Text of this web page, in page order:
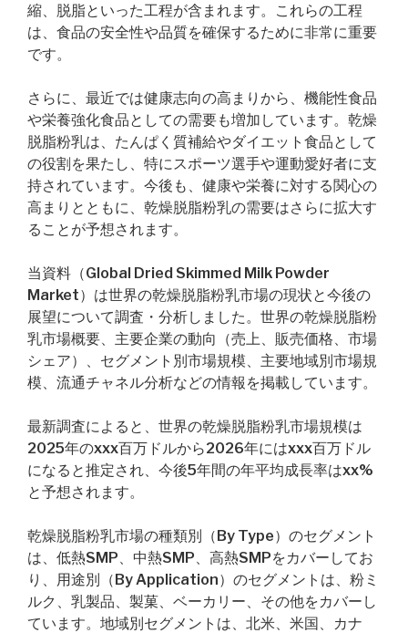
縮、脱脂といった工程が含まれます。これらの工程
は、食品の安全性や品質を確保するために非常に重要
です。
さらに、最近では健康志向の高まりから、機能性食品
や栄養強化食品としての需要も増加しています。乾燥
脱脂粉乳は、たんぱく質補給やダイエット食品として
の役割を果たし、特にスポーツ選手や運動愛好者に支
持されています。今後も、健康や栄養に対する関心の
高まりとともに、乾燥脱脂粉乳の需要はさらに拡大す
ることが予想されます。
当資料（Global Dried Skimmed Milk Powder
Market）は世界の乾燥脱脂粉乳市場の現状と今後の
展望について調査・分析しました。世界の乾燥脱脂粉
乳市場概要、主要企業の動向（売上、販売価格、市場
シェア）、セグメント別市場規模、主要地域別市場規
模、流通チャネル分析などの情報を掲載しています。
最新調査によると、世界の乾燥脱脂粉乳市場規模は
2025年のxxx百万ドルから2026年にはxxx百万ドル
になると推定され、今後5年間の年平均成長率はxx%
と予想されます。
乾燥脱脂粉乳市場の種類別（By Type）のセグメント
は、低熱SMP、中熱SMP、高熱SMPをカバーしてお
り、用途別（By Application）のセグメントは、粉ミ
ルク、乳製品、製菓、ベーカリー、その他をカバーし
ています。地域別セグメントは、北米、米国、カナ